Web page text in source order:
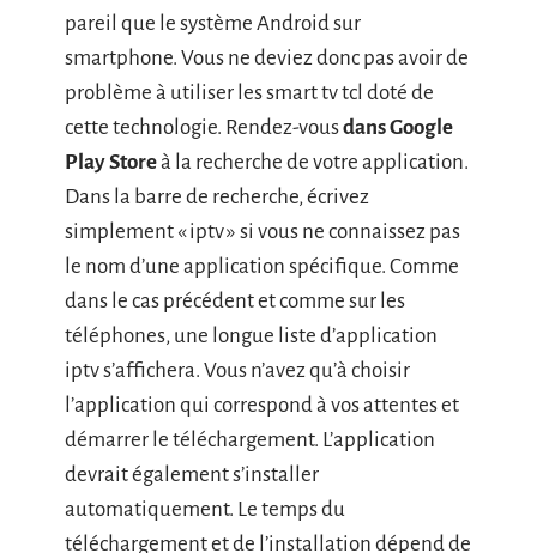
pareil que le système Android sur
smartphone. Vous ne deviez donc pas avoir de
problème à utiliser les smart tv tcl doté de
cette technologie. Rendez-vousdans Google
Play Storeà la recherche de votre application.
Dans la barre de recherche, écrivez
simplement « iptv » si vous ne connaissez pas
le nom d’une application spécifique. Comme
dans le cas précédent et comme sur les
téléphones, une longue liste d’application
iptv s’affichera. Vous n’avez qu’à choisir
l’application qui correspond à vos attentes et
démarrer le téléchargement. L’application
devrait également s’installer
automatiquement. Le temps du
téléchargement et de l’installation dépend de